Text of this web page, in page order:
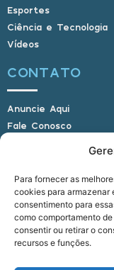
Para fornecer as
cookies para armazenar
consentimento para
como comportamento
consentir ou retirar o
recursos e funções.
Esportes
Ciência e Tecnologia
Vídeos
CONTATO
Anuncie Aqui
Fale Conosco
E-mail:
Telefone:
Rua do Sau -